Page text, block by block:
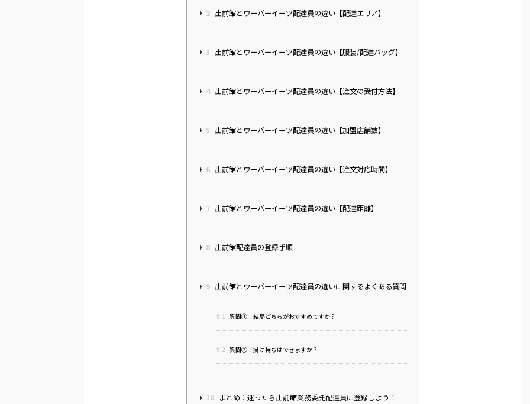
2 出前館とウーバーイーツ配達員の違い【配達エリア】
3 出前館とウーバーイーツ配達員の違い【服装/配達バッグ】
4 出前館とウーバーイーツ配達員の違い【注文の受付方法】
5 出前館とウーバーイーツ配達員の違い【加盟店舗数】
6 出前館とウーバーイーツ配達員の違い【注文対応時間】
7 出前館とウーバーイーツ配達員の違い【配達距離】
8 出前館配達員の登録手順
9 出前館とウーバーイーツ配達員の違いに関するよくある質問
9.1 質問①：結局どちらがおすすめですか？
9.2 質問②：掛け持ちはできますか？
10 まとめ：迷ったら出前館業務委託配達員に登録しよう！